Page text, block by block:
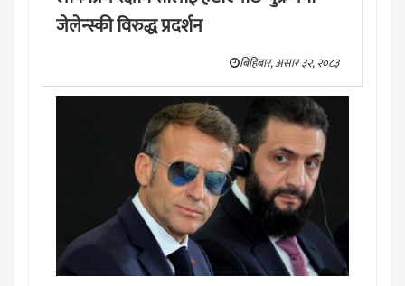
जेलेन्स्की विरुद्ध प्रदर्शन
बिहिबार, असार ३२, २०८३